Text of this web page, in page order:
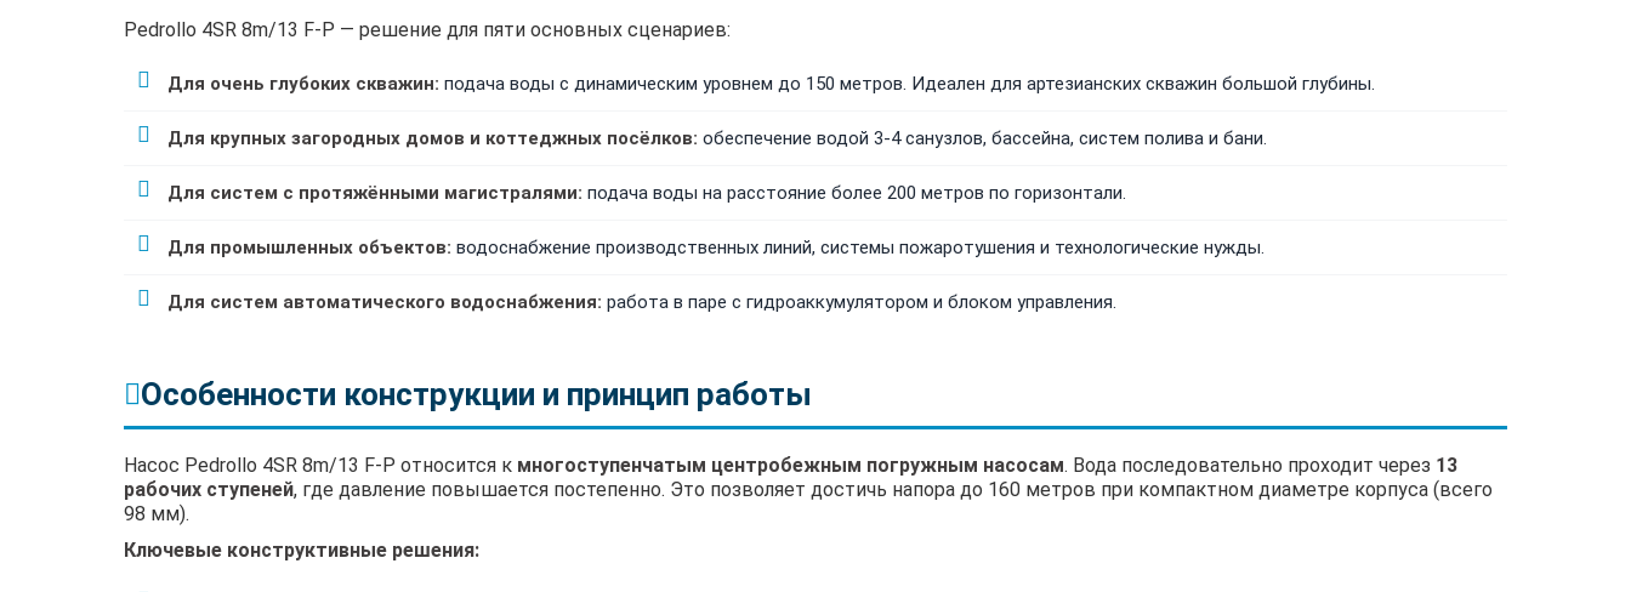
Pedrollo 4SR 8m/13 F-P — решение для пяти основных сценариев:
Для очень глубоких скважин: подача воды с динамическим уровнем до 150 метров. Идеален для артезианских скважин большой глубины.
Для крупных загородных домов и коттеджных посёлков: обеспечение водой 3-4 санузлов, бассейна, систем полива и бани.
Для систем с протяжёнными магистралями: подача воды на расстояние более 200 метров по горизонтали.
Для промышленных объектов: водоснабжение производственных линий, системы пожаротушения и технологические нужды.
Для систем автоматического водоснабжения: работа в паре с гидроаккумулятором и блоком управления.
Особенности конструкции и принцип работы
Насос Pedrollo 4SR 8m/13 F-P относится к многоступенчатым центробежным погружным насосам. Вода последовательно проходит через 13
рабочих ступеней, где давление повышается постепенно. Это позволяет достичь напора до 160 метров при компактном диаметре корпуса (всего
98 мм).
Ключевые конструктивные решения: